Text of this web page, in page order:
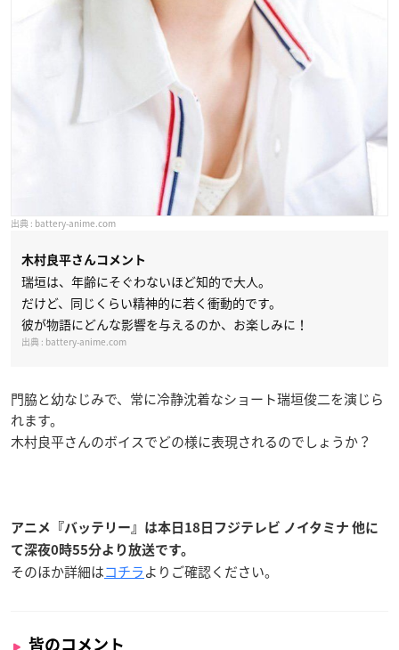
battery-anime.com
木村良平さんコメント
瑞垣は、年齢にそぐわないほど知的で大人。
だけど、同じくらい精神的に若く衝動的です。
彼が物語にどんな影響を与えるのか、お楽しみに！
battery-anime.com
門脇と幼なじみで、常に冷静沈着なショート瑞垣俊二を演じら
れます。
木村良平さんのボイスでどの様に表現されるのでしょうか？
アニメ『バッテリー』は本日18日フジテレビ ノイタミナ 他に
て深夜0時55分より放送です。
そのほか詳細はコチラよりご確認ください。
皆のコメント